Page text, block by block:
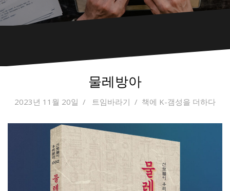
물레방아
2023년 11월 20일 트임바라기 책에 K-갬성을 더하다